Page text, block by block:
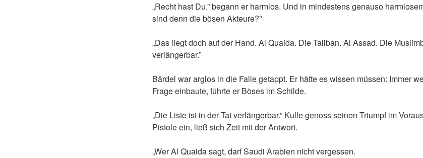
„Recht hast Du,” begann er harmlos. Und in mindestens genauso
sind denn die bösen Akteure?”
„Das liegt doch auf der Hand. Al Quaida. Die Taliban. Al Assad. Die
verlängerbar.”
Bärdel war arglos in die Falle getappt. Er hätte es wissen müssen: Immer
Frage einbaute, führte er Böses im Schilde.
„Die Liste ist in der Tat verlängerbar.” Kulle genoss seinen Triumpf im
Pistole ein, ließ sich Zeit mit der Antwort.
„Wer Al Quaida sagt, darf Saudi Arabien nicht vergessen.